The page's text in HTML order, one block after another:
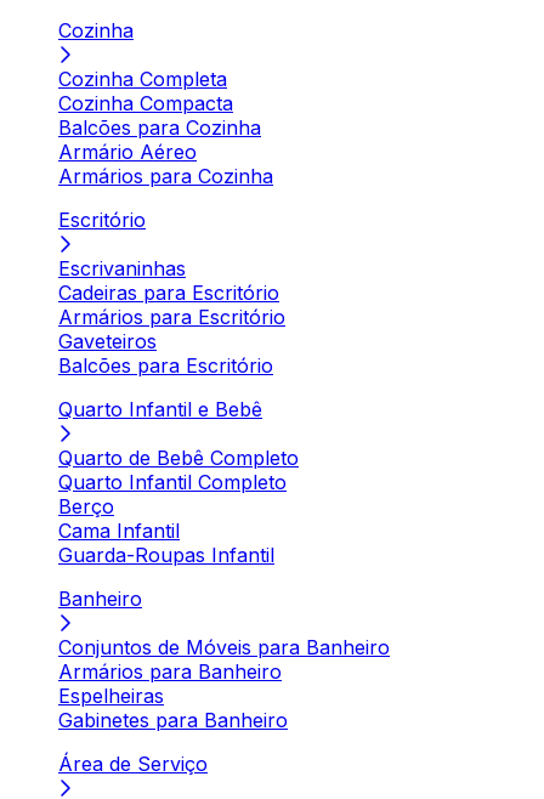
Cozinha
Cozinha Completa
Cozinha Compacta
Balcões para Cozinha
Armário Aéreo
Armários para Cozinha
Escritório
Escrivaninhas
Cadeiras para Escritório
Armários para Escritório
Gaveteiros
Balcões para Escritório
Quarto Infantil e Bebê
Quarto de Bebê Completo
Quarto Infantil Completo
Berço
Cama Infantil
Guarda-Roupas Infantil
Banheiro
Conjuntos de Móveis para Banheiro
Armários para Banheiro
Espelheiras
Gabinetes para Banheiro
Área de Serviço